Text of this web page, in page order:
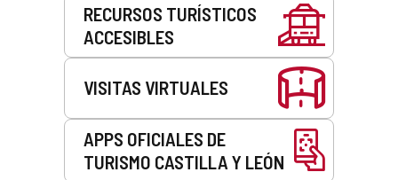
RECURSOS TURÍSTICOS
ACCESIBLES
VISITAS VIRTUALES
APPS OFICIALES DE
TURISMO CASTILLA Y LEÓN